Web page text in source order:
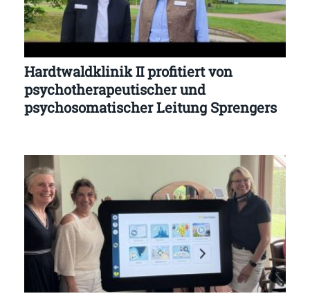
Hardtwaldklinik II profitiert von
psychotherapeutischer und
psychosomatischer Leitung Sprengers